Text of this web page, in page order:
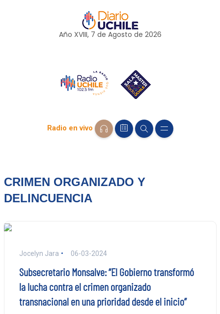
Año XVIII, 7 de Agosto de 2026
Radio en vivo
CRIMEN ORGANIZADO Y
DELINCUENCIA
Jocelyn Jara 06-03-2024
Subsecretario Monsalve: “El Gobierno transformó
la lucha contra el crimen organizado
transnacional en una prioridad desde el inicio”